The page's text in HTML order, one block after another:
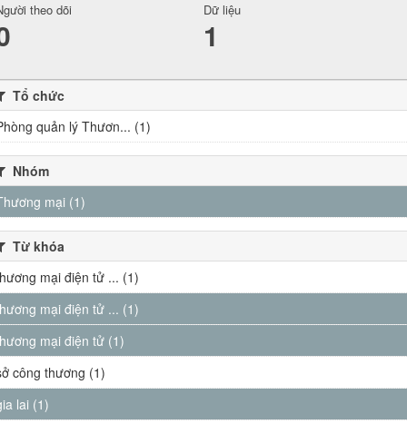
theo dõi Dữ liệu
1
Tổ chức
quản lý Thươn... (1)
Nhóm
mại (1)
Từ khóa
mại điện tử ... (1)
mại điện tử ... (1)
mại điện tử (1)
công thương (1)
lai (1)